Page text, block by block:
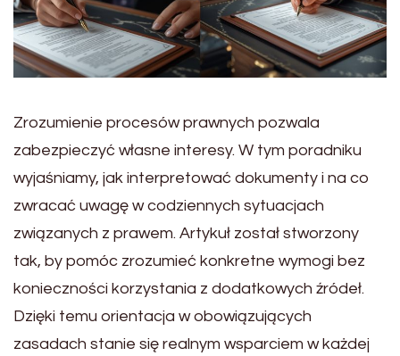
Zrozumienie procesów prawnych pozwala
zabezpieczyć własne interesy. W tym poradniku
wyjaśniamy, jak interpretować dokumenty i na co
zwracać uwagę w codziennych sytuacjach
związanych z prawem. Artykuł został stworzony
tak, by pomóc zrozumieć konkretne wymogi bez
konieczności korzystania z dodatkowych źródeł.
Dzięki temu orientacja w obowiązujących
zasadach stanie się realnym wsparciem w każdej